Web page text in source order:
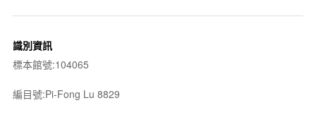
識別資訊
標本館號:104065
編目號:Pi-Fong Lu 8829